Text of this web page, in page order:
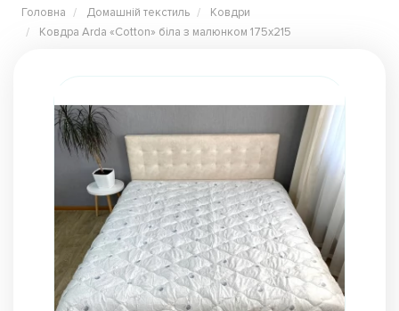
Ковдри
Подушки
Пледи
Покривала
Рушники
Наматрацники
Комплекти з ковдр, подушок і постільної білизни
Дитячі товари
Товари для дому
Машинки для стрижки та гоління
Акції
Головна Домашній текстиль
Ковдри
Ковдра Arda «Cotton» біла з малюнком 175х215